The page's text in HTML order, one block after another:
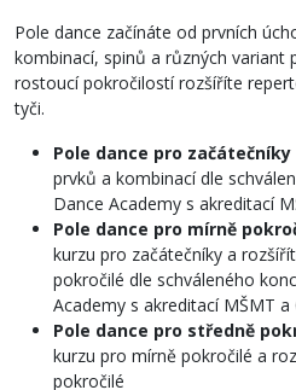
Pole dance začínáte od prvních
kombinací, spinů a různých variant
rostoucí pokročilostí rozšíříte
tyči.
Pole dance pro začátečníky
prvků a kombinací dle
Dance Academy s akreditací
Pole dance pro mírně
kurzu pro začátečníky a
pokročilé dle schváleného
Academy s akreditací MŠMT a
Pole dance pro středně
kurzu pro mírně pokročilé a
pokročilé